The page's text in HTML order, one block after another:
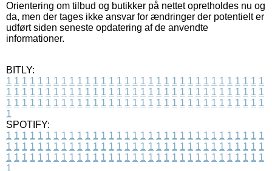
Orientering om tilbud og butikker på nettet opretholdes nu og
da, men der tages ikke ansvar for ændringer der potentielt er
udført siden seneste opdatering af de anvendte
informationer.
BITLY:
1 1 1 1 1 1 1 1 1 1 1 1 1 1 1 1 1 1 1 1 1 1 1 1 1 1 1 1 1 1 1 1 1
1 1 1 1 1 1 1 1 1 1 1 1 1 1 1 1 1 1 1 1 1 1 1 1 1 1 1 1 1 1 1 1 1
1 1 1 1 1 1 1 1 1 1 1 1 1 1 1 1 1 1 1 1 1 1 1 1 1 1 1 1 1 1 1 1 1
1
SPOTIFY:
1 1 1 1 1 1 1 1 1 1 1 1 1 1 1 1 1 1 1 1 1 1 1 1 1 1 1 1 1 1 1 1 1
1 1 1 1 1 1 1 1 1 1 1 1 1 1 1 1 1 1 1 1 1 1 1 1 1 1 1 1 1 1 1 1 1
1 1 1 1 1 1 1 1 1 1 1 1 1 1 1 1 1 1 1 1 1 1 1 1 1 1 1 1 1 1 1 1 1
1